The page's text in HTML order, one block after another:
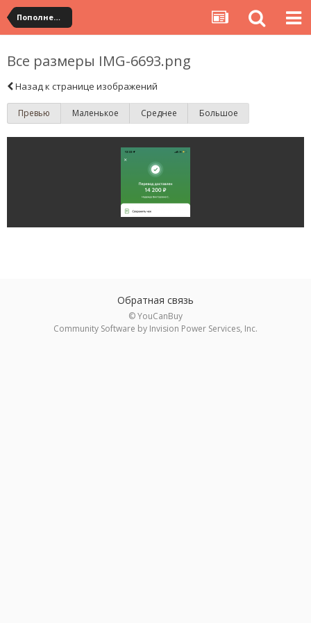
Пополнение
Все размеры IMG-6693.png
Назад к странице изображений
Превью Маленькое Среднее Большое
Обратная связь
© YouCanBuy
Community Software by Invision Power Services, Inc.